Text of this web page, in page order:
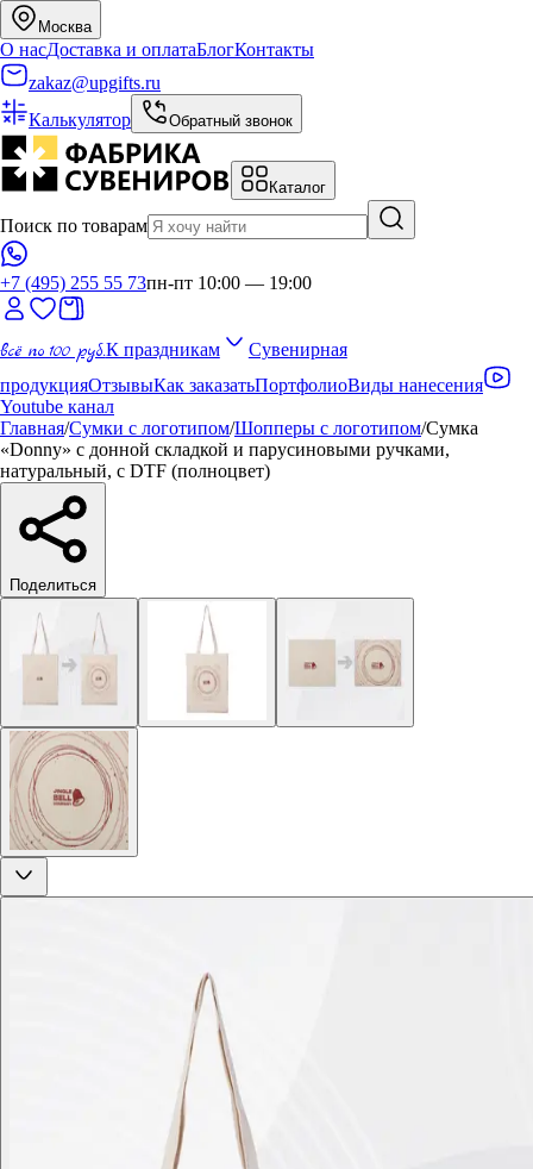
Москва
О насДоставка и оплатаБлогКонтакты
zakaz@upgifts.ru
Калькулятор
Обратный звонок
Каталог
Поиск по товарам
+7 (495) 255 55 73пн-пт 10:00 — 19:00
всё по 100 руб.К праздникам
Сувенирная
продукцияОтзывыКак заказатьПортфолиоВиды нанесения
Youtube канал
Главная/Сумки с логотипом/Шопперы с логотипом/Сумка
«Donny» с донной складкой и парусиновыми ручками,
натуральный, с DTF (полноцвет)
Поделиться